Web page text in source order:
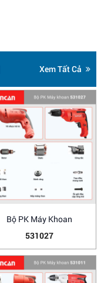
Xem Tất Cả
Bộ PK Máy Khoan
531027